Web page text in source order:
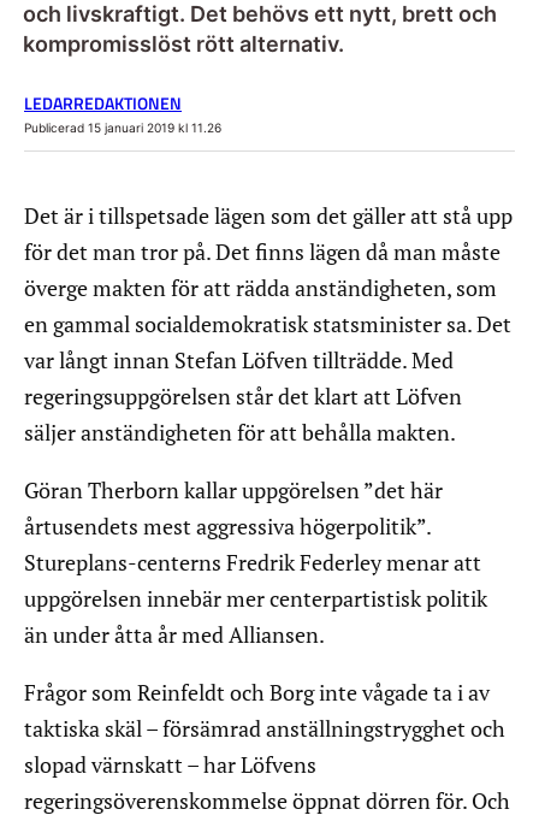
och livskraftigt. Det behövs ett nytt, brett och
kompromisslöst rött alternativ.
LEDARREDAKTIONEN
Publicerad 15 januari 2019 kl 11.26
Det är i tillspetsade lägen som det gäller att stå upp
för det man tror på. Det finns lägen då man måste
överge makten för att rädda anständigheten, som
en gammal socialdemokratisk statsminister sa. Det
var långt innan Stefan Löfven tillträdde. Med
regeringsuppgörelsen står det klart att Löfven
säljer anständigheten för att behålla makten.
Göran Therborn kallar uppgörelsen ”det här
årtusendets mest aggressiva högerpolitik”.
Stureplans-centerns Fredrik Federley menar att
uppgörelsen innebär mer centerpartistisk politik
än under åtta år med Alliansen.
Frågor som Reinfeldt och Borg inte vågade ta i av
taktiska skäl – försämrad anställningstrygghet och
slopad värnskatt – har Löfvens
regeringsöverenskommelse öppnat dörren för. Och